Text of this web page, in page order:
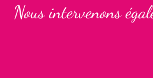
Nous intervenons